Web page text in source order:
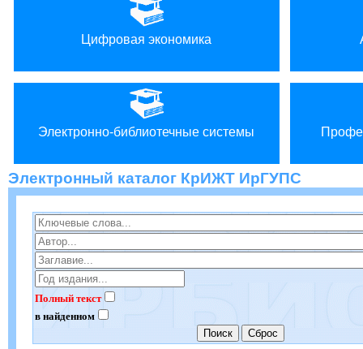
Цифровая экономика
Электронно-библиотечные системы
Электронный каталог КрИЖТ ИрГУПС
Полный текст
в найденном